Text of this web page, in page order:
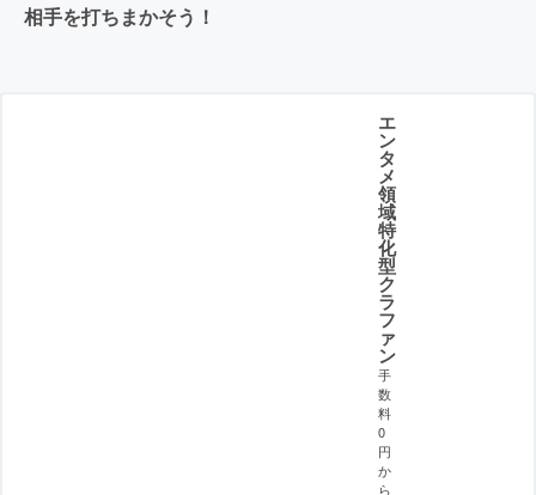
相手を打ちまかそう！
エ
ン
タ
メ
領
域
特
化
型
ク
ラ
フ
ァ
ン
手
数
料
0
円
か
ら